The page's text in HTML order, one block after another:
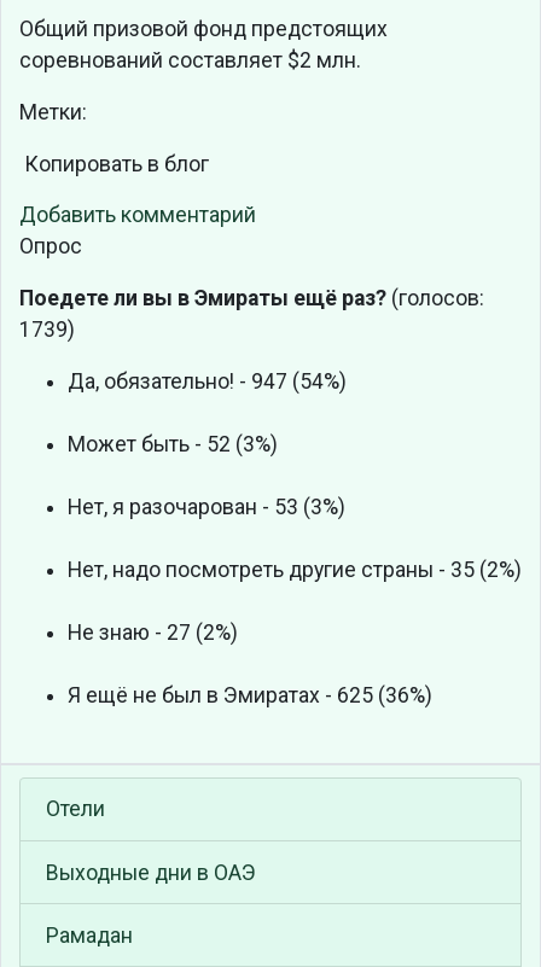
Общий призовой фонд предстоящих
соревнований составляет $2 млн.
Метки:
Копировать в блог
Добавить комментарий
Опрос
Поедете ли вы в Эмираты ещё раз? (голосов:
1739)
Да, обязательно! - 947 (54%)
Может быть - 52 (3%)
Нет, я разочарован - 53 (3%)
Нет, надо посмотреть другие страны - 35 (2%)
Не знаю - 27 (2%)
Я ещё не был в Эмиратах - 625 (36%)
Отели
Выходные дни в ОАЭ
Рамадан